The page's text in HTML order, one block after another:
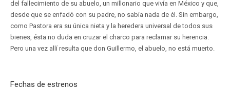
del fallecimiento de su abuelo, un millonario que vivía en México y que,
desde que se enfadó con su padre, no sabía nada de él. Sin embargo,
como Pastora era su única nieta y la heredera universal de todos sus
bienes, ésta no duda en cruzar el charco para reclamar su herencia.
Pero una vez allí resulta que don Guillermo, el abuelo, no está muerto.
Fechas de estrenos